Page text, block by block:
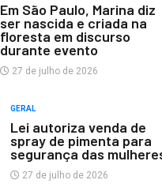
Em São Paulo, Marina diz
ser nascida e criada na
floresta em discurso
durante evento
27 de julho de 2026
GERAL
Lei autoriza venda de
spray de pimenta para
segurança das
27 de julho de 2026